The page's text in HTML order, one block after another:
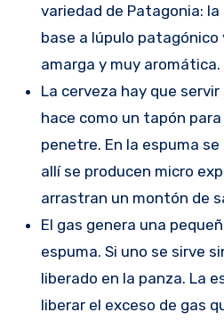
variedad de Patagonia:
base a lúpulo patagónico
amarga y muy aromática.
La cerveza hay que
hace como un tapón
penetre. En la espuma
allí se producen micro
arrastran un montón de
El gas genera una
espuma. Si uno se sirve
liberado en la panza. La
liberar el exceso de gas